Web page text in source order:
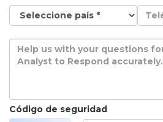
Código de seguridad